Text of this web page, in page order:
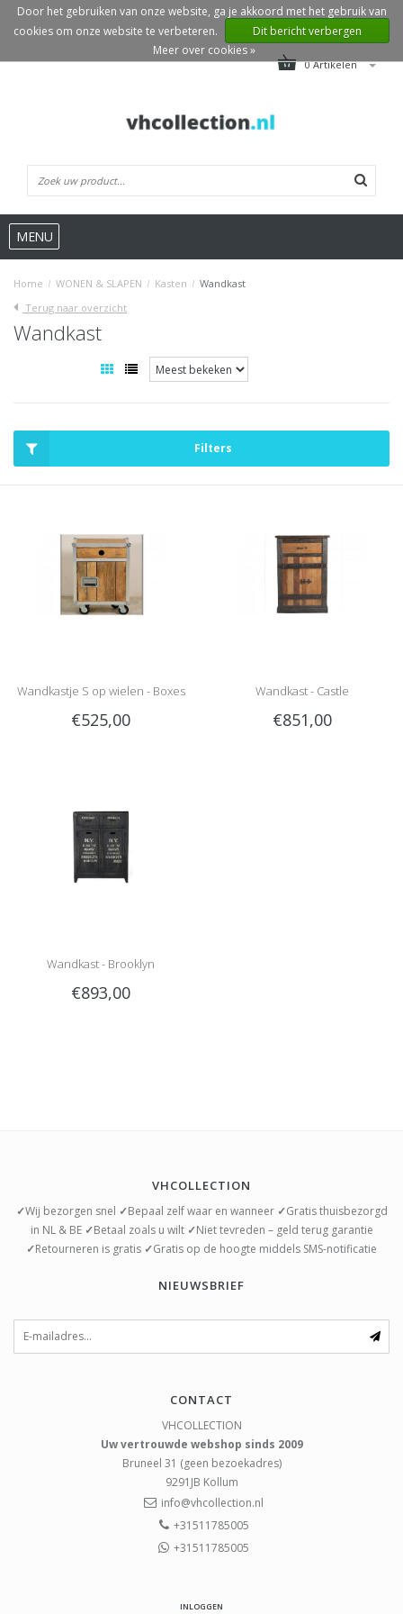
0 Artikelen
MENU
Home / WONEN & SLAPEN / Kasten / Wandkast
Terug naar overzicht
Wandkast
Filters
Wandkastje S op wielen - Boxes
€525,00
Wandkast - Castle
€851,00
Wandkast - Brooklyn
€893,00
VHCOLLECTION
✓Wij bezorgen snel ✓Bepaal zelf waar en wanneer ✓Gratis thuisbezorgd
in NL & BE ✓Betaal zoals u wilt ✓Niet tevreden – geld terug garantie
✓Retourneren is gratis ✓Gratis op de hoogte middels SMS-notificatie
NIEUWSBRIEF
CONTACT
VHCOLLECTION
Uw vertrouwde webshop sinds 2009
Bruneel 31 (geen bezoekadres)
9291JB Kollum
info@vhcollection.nl
+31511785005
+31511785005
INLOGGEN
Door het gebruiken van onze website, ga je akkoord met het gebruik van
cookies om onze website te verbeteren.
Dit bericht verbergen
Meer over cookies »